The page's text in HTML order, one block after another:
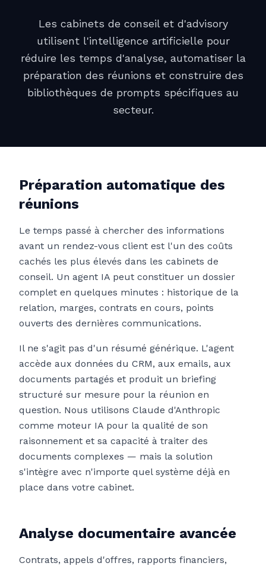
Les cabinets de conseil et d'advisory
utilisent l'intelligence artificielle pour
réduire les temps d'analyse, automatiser la
préparation des réunions et construire des
bibliothèques de prompts spécifiques au
secteur.
Préparation automatique des
réunions
Le temps passé à chercher des informations
avant un rendez-vous client est l'un des coûts
cachés les plus élevés dans les cabinets de
conseil. Un agent IA peut constituer un dossier
complet en quelques minutes : historique de la
relation, marges, contrats en cours, points
ouverts des dernières communications.
Il ne s'agit pas d'un résumé générique. L'agent
accède aux données du CRM, aux emails, aux
documents partagés et produit un briefing
structuré sur mesure pour la réunion en
question. Nous utilisons Claude d'Anthropic
comme moteur IA pour la qualité de son
raisonnement et sa capacité à traiter des
documents complexes — mais la solution
s'intègre avec n'importe quel système déjà en
place dans votre cabinet.
Analyse documentaire avancée
Contrats, appels d'offres, rapports financiers,